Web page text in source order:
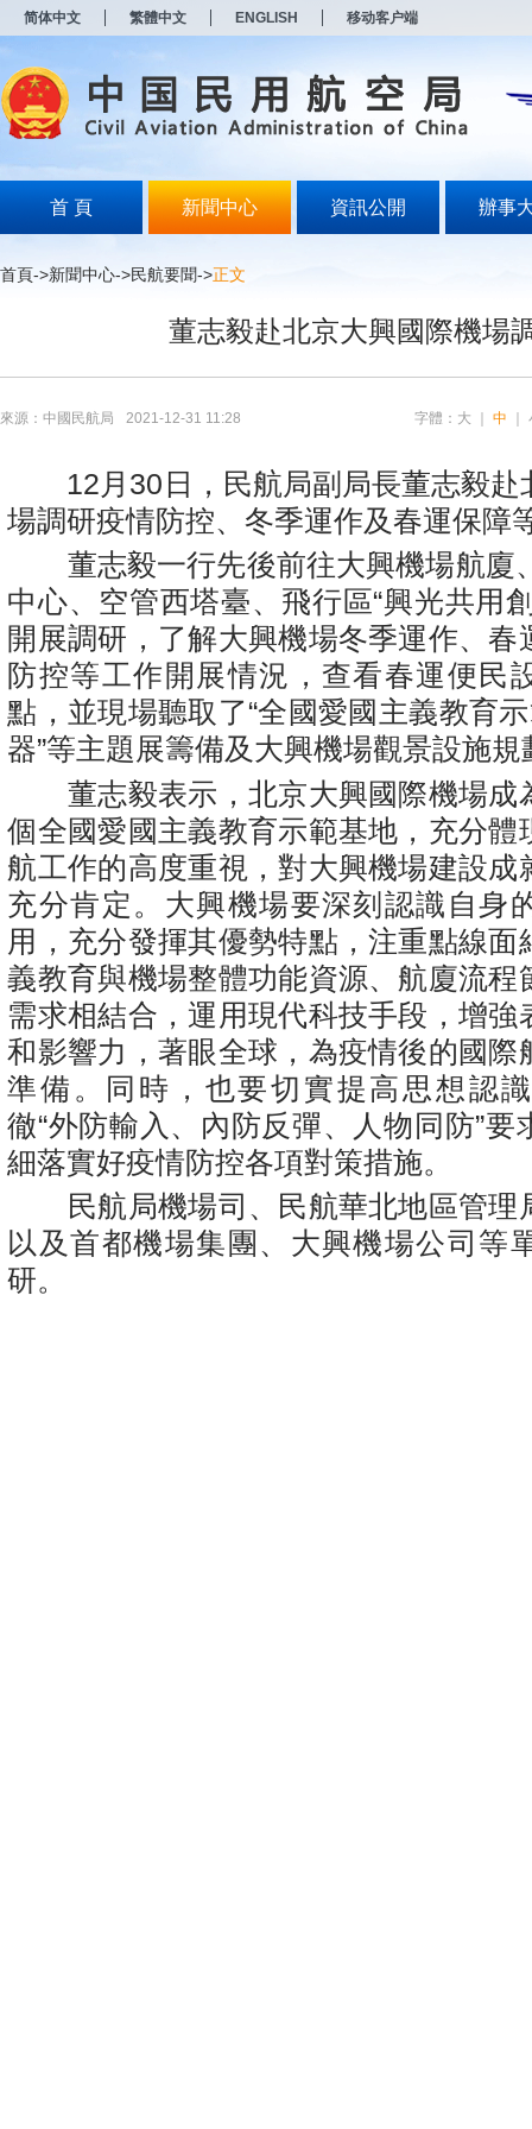
简体中文 繁體中文 ENGLISH 移动客户端
首 頁 新聞中心 資訊公開 辦事
首頁->新聞中心->民航要聞->正文
董志毅赴北京大興國際機場
來源：中國民航局 2021-12-31 11:28 字體： 大 中
12月30日，民航局副局長董志毅赴
場調研疫情防控、冬季運作及春運保障
董志毅一行先後前往大興機場航廈
中心、空管西塔臺、飛行區“興光共用
開展調研，了解大興機場冬季運作、春
防控等工作開展情況，查看春運便民
點，並現場聽取了“全國愛國主義教育示
器”等主題展籌備及大興機場觀景設施
董志毅表示，北京大興國際機場成
個全國愛國主義教育示範基地，充分體
航工作的高度重視，對大興機場建設成
充分肯定。大興機場要深刻認識自身
用，充分發揮其優勢特點，注重點線面
義教育與機場整體功能資源、航廈流程
需求相結合，運用現代科技手段，增強
和影響力，著眼全球，為疫情後的國際
準備。同時，也要切實提高思想認
徹“外防輸入、內防反彈、人物同防”要
細落實好疫情防控各項對策措施。
民航局機場司、民航華北地區管理
以及首都機場集團、大興機場公司等
研。
打
开
无
障
说
按
Alt
开